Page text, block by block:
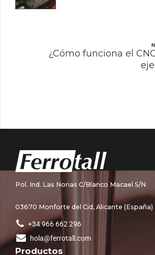
¿Cómo funciona el
Pol. Ind. Las Norias C/Blanco Macael S/N
03670 Monforte del Cid, Alicante (España)
+34 966 662 296
hola@ferrotall.com
Productos